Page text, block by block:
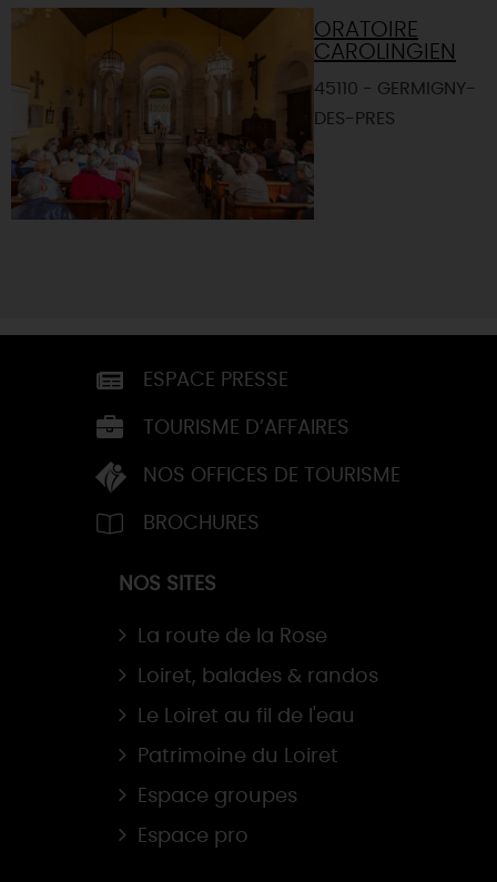
ORATOIRE
CAROLINGIEN
45110 - GERMIGNY-
DES-PRES
ESPACE PRESSE
TOURISME D’AFFAIRES
NOS OFFICES DE TOURISME
BROCHURES
NOS SITES
La route de la Rose
Loiret, balades & randos
Le Loiret au fil de l'eau
Patrimoine du Loiret
Espace groupes
Espace pro